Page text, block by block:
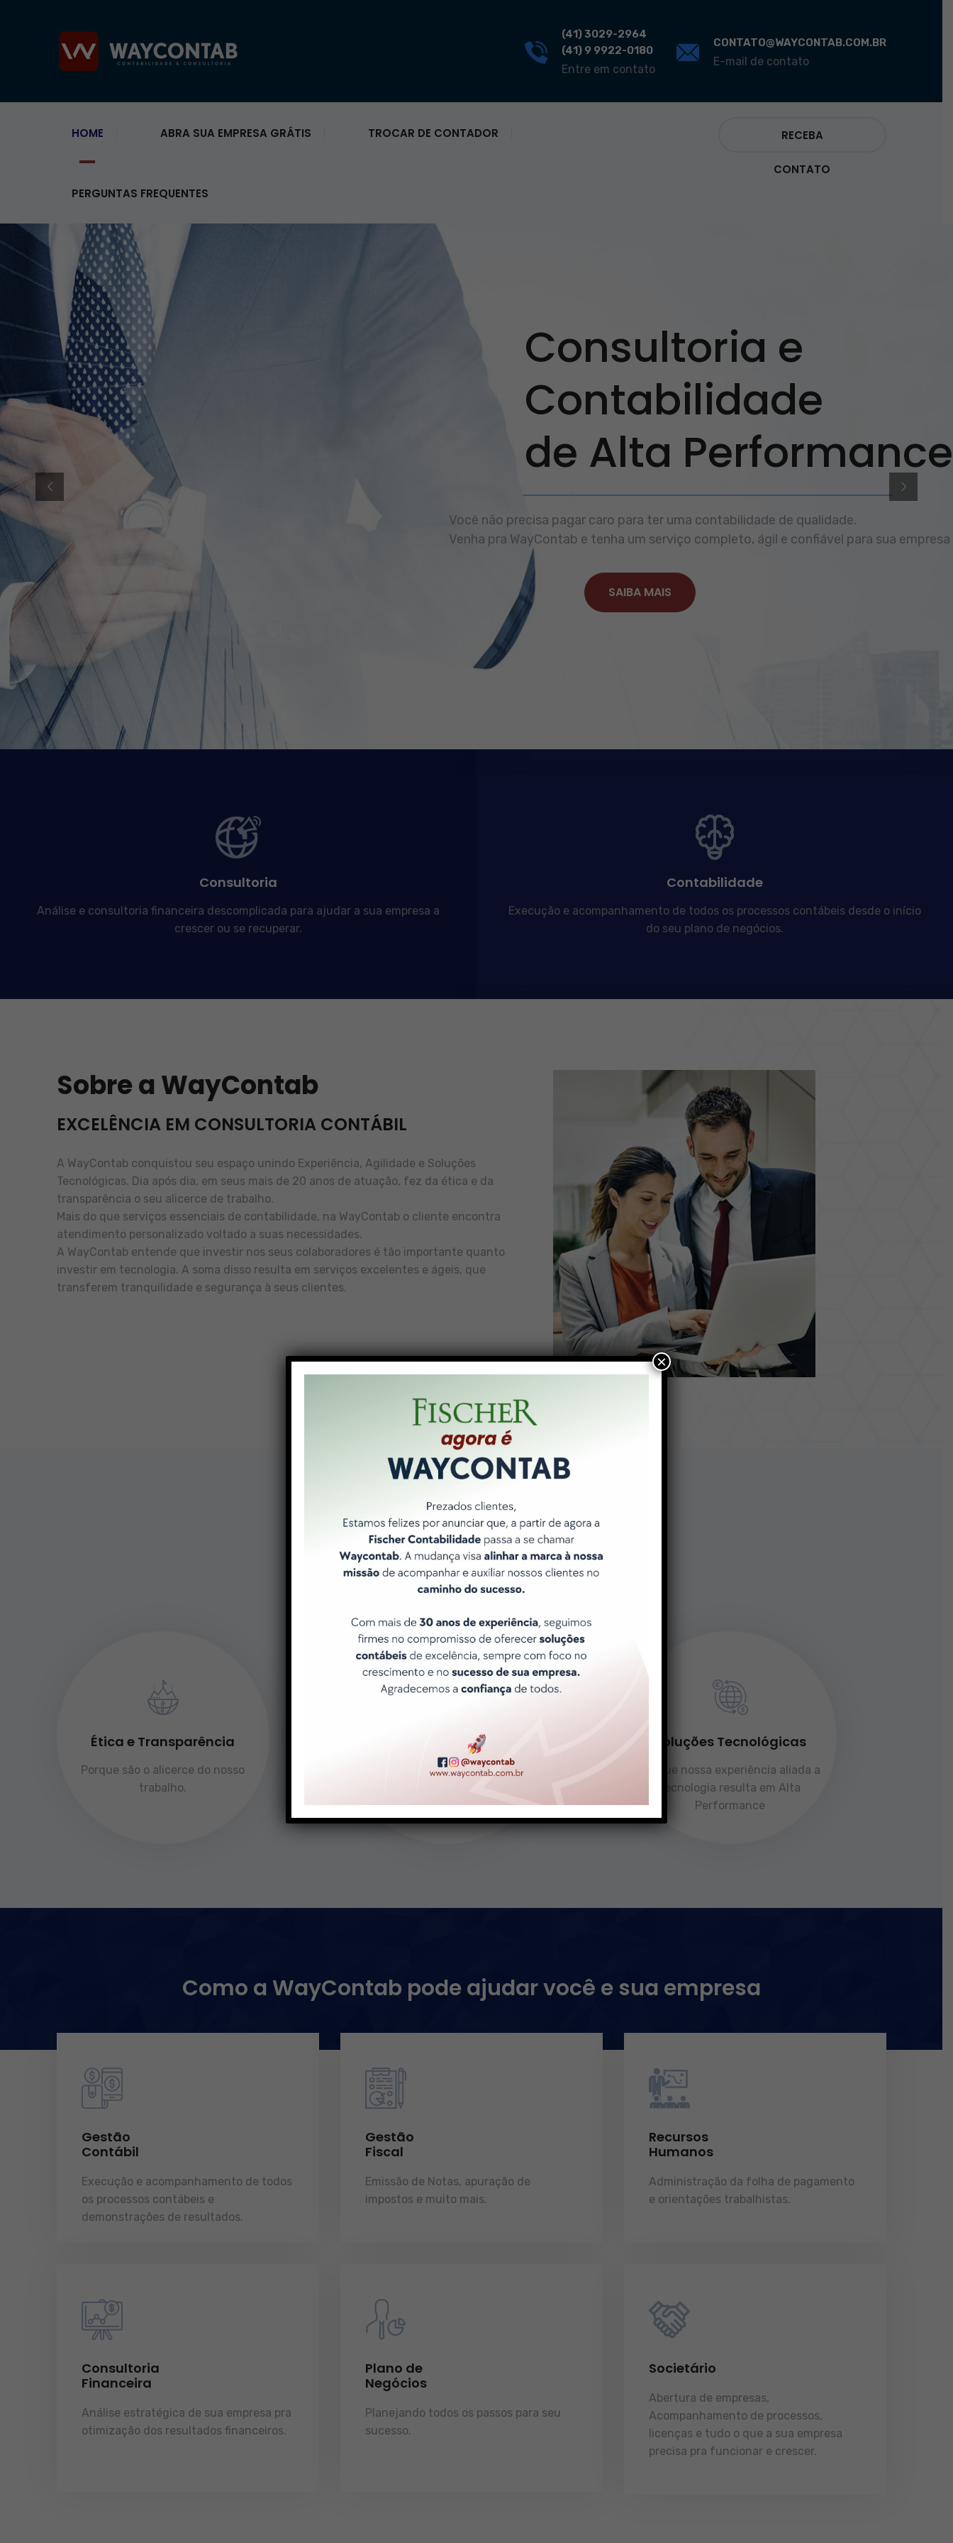
(41) 3029-2964
(41) 9 9922-0180
Entre em contato
CONTATO@WAYCONTAB.COM.BR
E-mail de contato
HOME ABRA SUA EMPRESA GRÁTIS TROCAR DE CONTADOR
PERGUNTAS FREQUENTES
RECEBA
CONTATO
Consultoria e
Contabilidade
de Alta Performance
Você não precisa pagar caro para ter uma contabilidade de qualidade.
Venha pra WayContab e tenha um serviço completo, ágil e confiável para sua empresa
SAIBA MAIS
Consultoria
Análise e consultoria financeira descomplicada para ajudar a sua empresa a
crescer ou se recuperar.
Contabilidade
Execução e acompanhamento de todos os processos contábeis desde o início
do seu plano de negócios.
Sobre a WayContab
EXCELÊNCIA EM CONSULTORIA CONTÁBIL
A WayContab conquistou seu espaço unindo Experiência, Agilidade e Soluções
Tecnológicas. Dia após dia, em seus mais de 20 anos de atuação, fez da ética e da
transparência o seu alicerce de trabalho.
Mais do que serviços essenciais de contabilidade, na WayContab o cliente encontra
atendimento personalizado voltado a suas necessidades.
A WayContab entende que investir nos seus colaboradores é tão importante quanto
investir em tecnologia. A soma disso resulta em serviços excelentes e ágeis, que
transferem tranquilidade e segurança à seus clientes.
Nossos Pilares
Nossa forma de entregar resultados é norteada por 3 pilares básicos:
Ética e Transparência
Porque são o alicerce do nosso
trabalho.
Atendimento ágil e Exclusivo
Porque sabemos que o tempo é
são únicas
Soluções Tecnológicas
Porque nossa experiência aliada a
tecnologia resulta em Alta
Performance
Como a WayContab pode ajudar você e sua empresa
Gestão
Contábil
Execução e acompanhamento de todos
os processos contábeis e
demonstrações de resultados.
Gestão
Fiscal
Emissão de Notas, apuração de
impostos e muito mais.
Recursos
Humanos
Administração da folha de pagamento
e orientações trabalhistas.
Consultoria
Financeira
Análise estratégica de sua empresa pra
otimização dos resultados financeiros.
Plano de
Negócios
Planejando todos os passos para seu
sucesso.
Societário
Abertura de empresas,
Acompanhamento de processos,
licenças e tudo o que a sua empresa
precisa pra funcionar e crescer.
×